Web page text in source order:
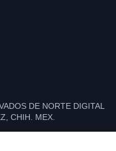
DE NORTE DIGITAL
CHIH. MEX.